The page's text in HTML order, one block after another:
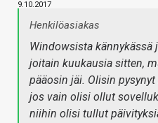
9.10.2017
Henkilöasiakas
Windowsista
joitain kuukausia sitten,
pääosin jäi. Olisin
jos vain olisi ollut
niihin olisi tullut